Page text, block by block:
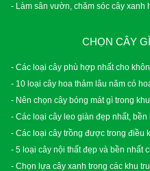
- Làm sân vườn, chăm sóc cây xanh
CHỌN CÂY
- Các loại cây phù hợp nhất cho
- 10 loại cây hoa thảm lâu năm có
- Nên chọn cây bóng mát gì trong
- Các loại cây leo giàn đẹp nhất,
- Các loại cây trồng được trong điều
- 5 loại cây nội thất đẹp và bền nhất
- Chọn lựa cây xanh trong các khu